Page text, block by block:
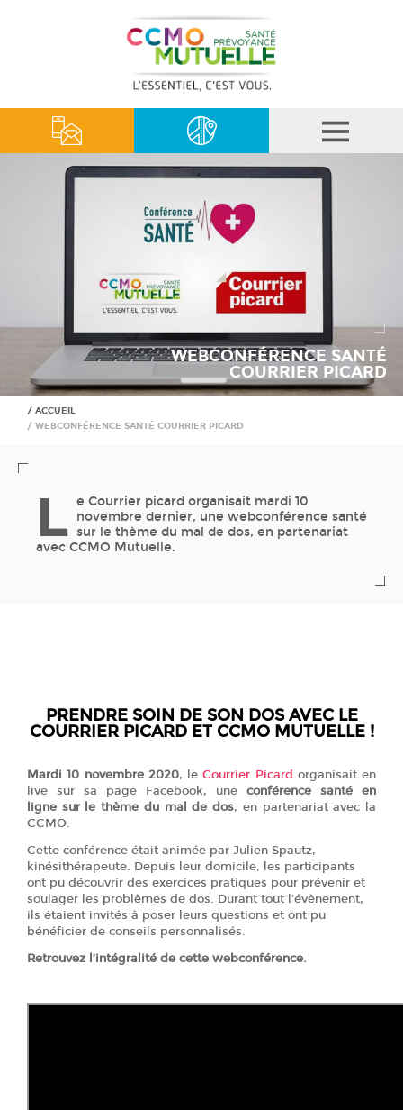
WEBCONFÉRENCE SANTÉ
COURRIER PICARD
ACCUEIL
WEBCONFÉRENCE SANTÉ COURRIER PICARD
L e Courrier picard organisait mardi 10
novembre dernier, une webconférence santé
sur le thème du mal de dos, en partenariat
avec CCMO Mutuelle.
PRENDRE SOIN DE SON DOS AVEC LE
COURRIER PICARD ET CCMO MUTUELLE !
Mardi 10 novembre 2020, leCourrier Picard organisait en
live sur sa page Facebook, une conférence santé en
ligne sur le thème du mal de dos, en partenariat avec la
CCMO.
Cette conférence était animée par Julien Spautz,
kinésithérapeute. Depuis leur domicile, les participants
ont pu découvrir des exercices pratiques pour prévenir et
soulager les problèmes de dos. Durant tout l’évènement,
ils étaient invités à poser leurs questions et ont pu
bénéficier de conseils personnalisés.
Retrouvez l’intégralité de cette webconférence.